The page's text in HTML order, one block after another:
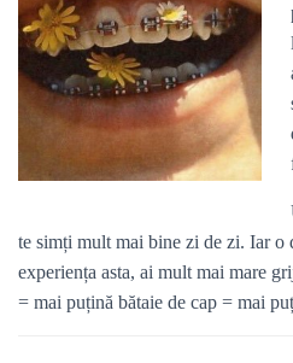
te simți mult mai bine zi de zi. Iar o
experiența asta, ai mult mai mare
= mai puțină bătaie de cap = mai